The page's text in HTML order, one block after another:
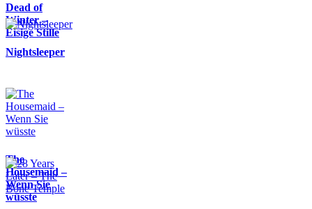
Dead of
Winter –
Eisige Stille
Nightsleeper
The
Housemaid –
Wenn Sie
wüsste